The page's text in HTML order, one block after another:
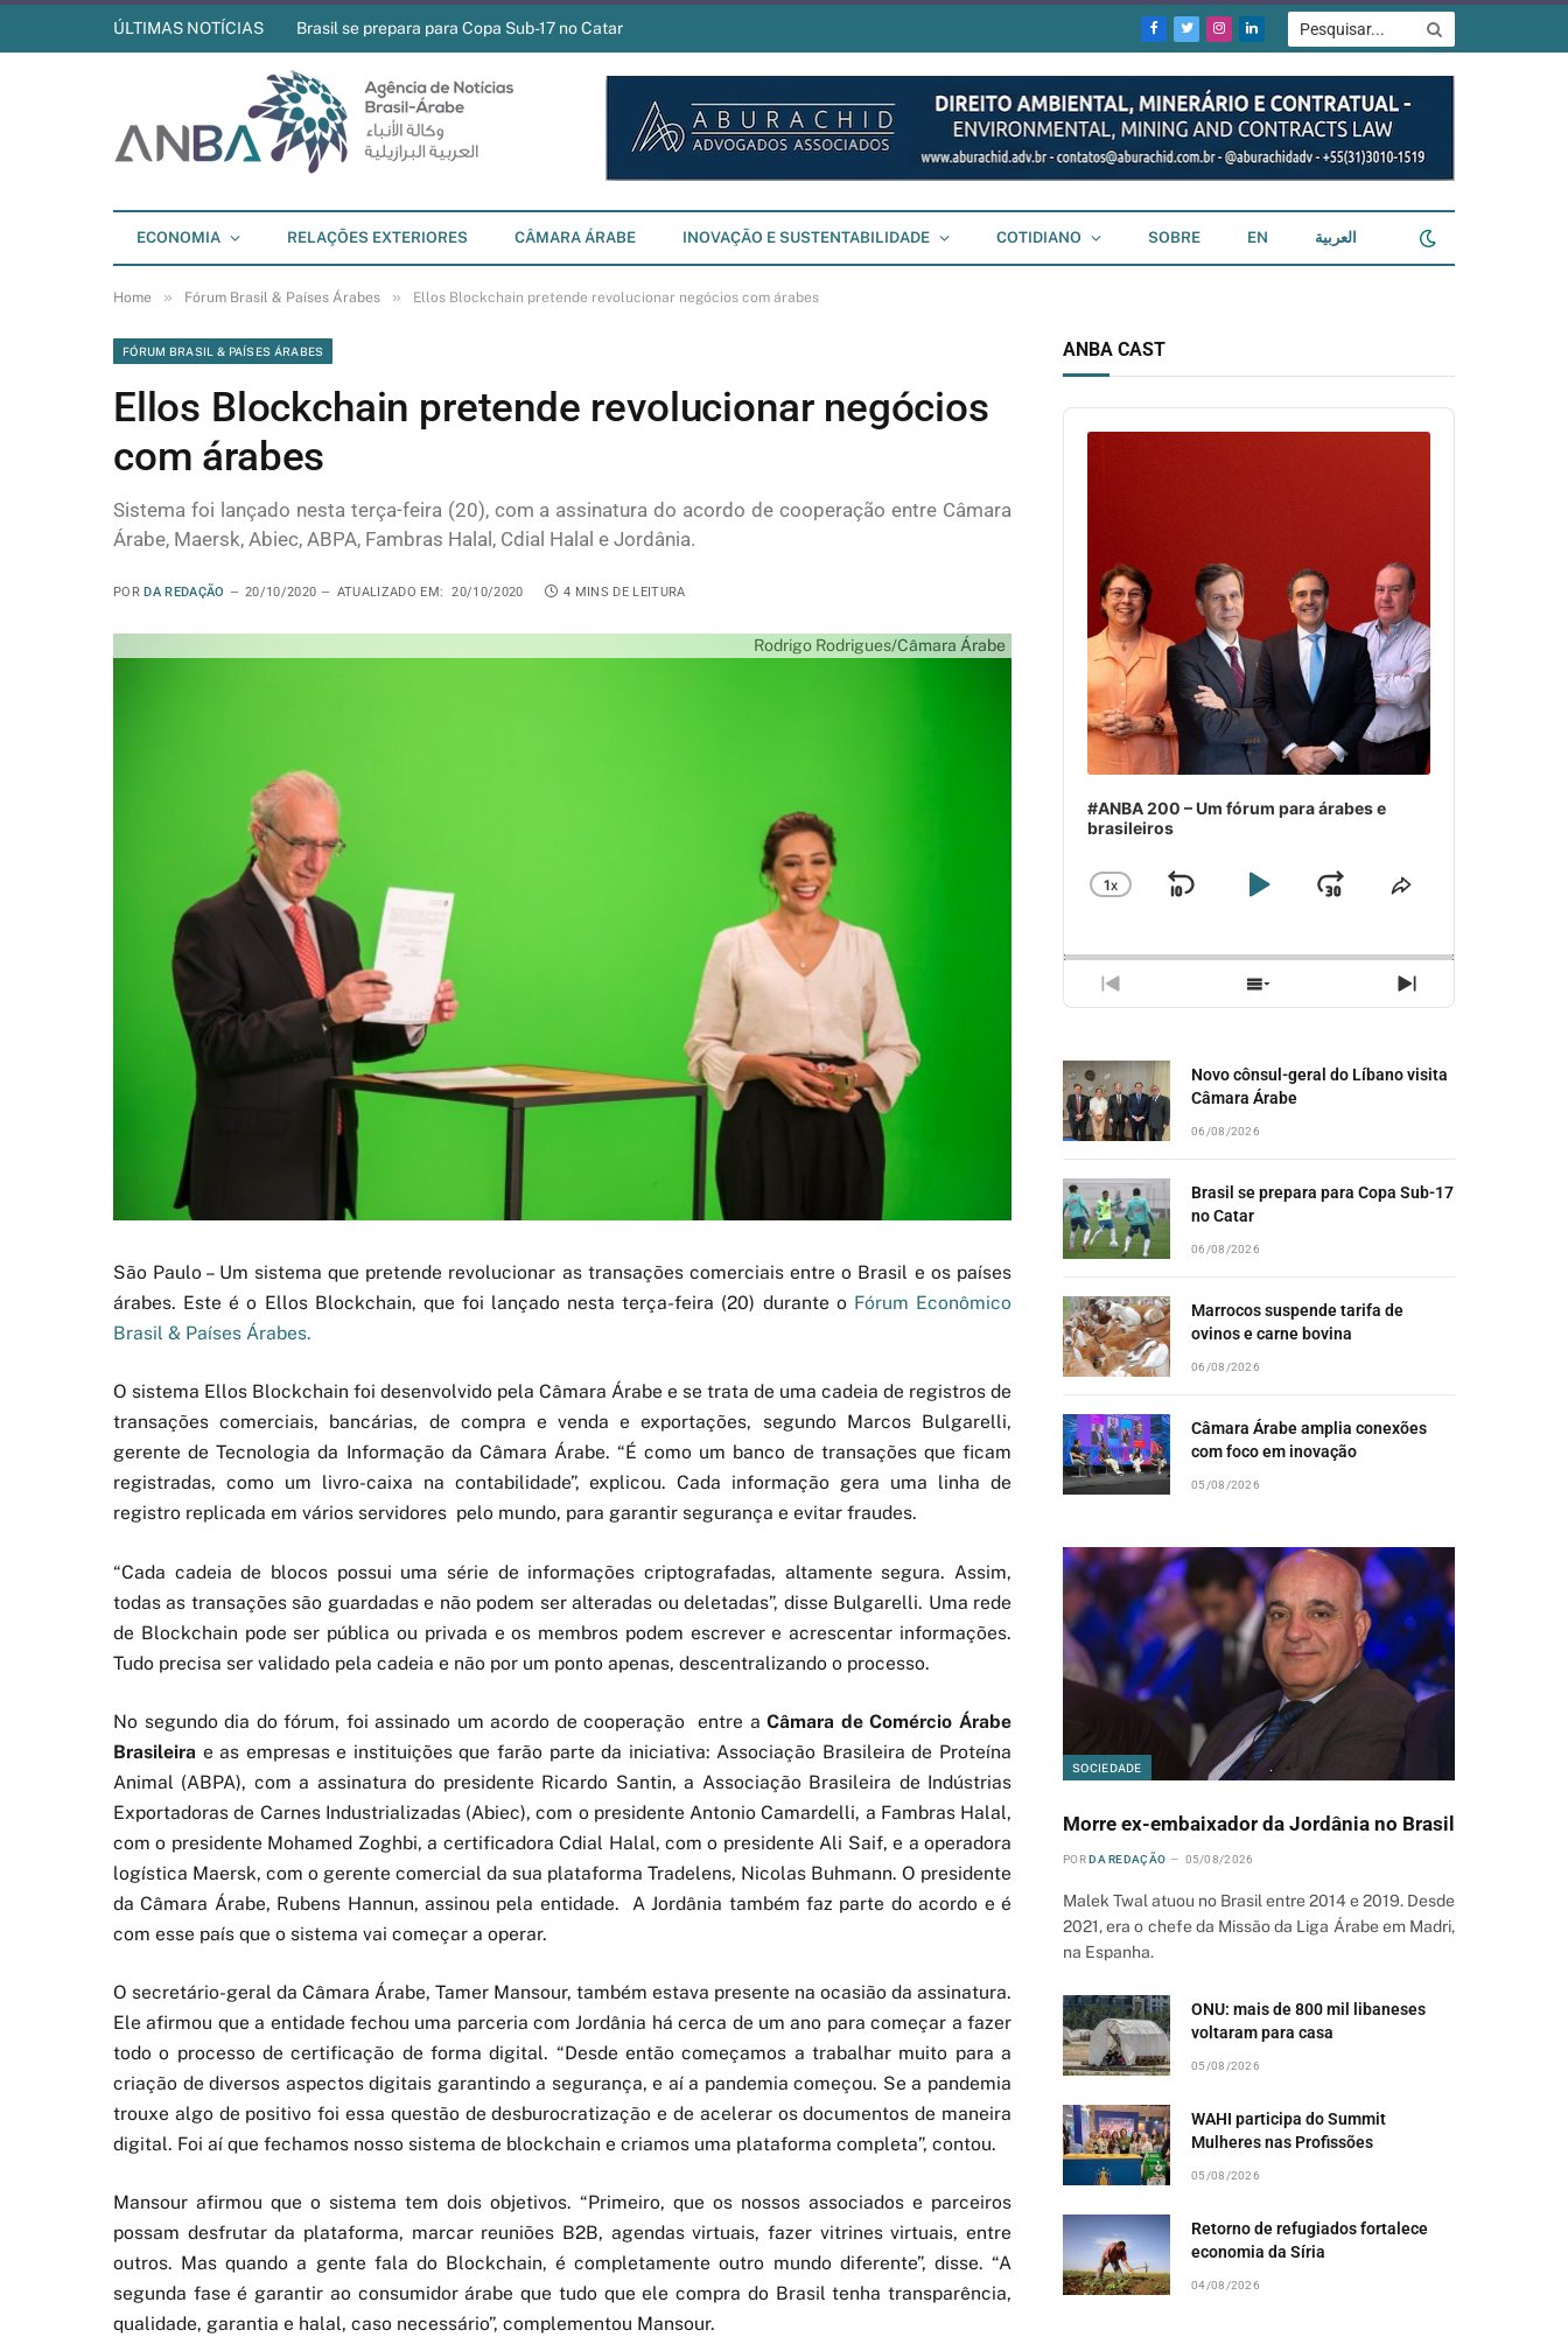
ÚLTIMAS NOTÍCIAS Brasil se prepara para Copa Sub-17 no Catar
Facebook
TwitterInstagram
LinkedIn
ECONOMIA RELAÇÕES EXTERIORES CÂMARA ÁRABE INOVAÇÃO E SUSTENTABILIDADE COTIDIANO SOBRE EN العربية
Home » Fórum Brasil & Países Árabes » Ellos Blockchain pretende revolucionar negócios com árabes
FÓRUM BRASIL & PAÍSES ÁRABES
Ellos Blockchain pretende revolucionar negócios
com árabes
Sistema foi lançado nesta terça-feira (20), com a assinatura do acordo de cooperação entre Câmara
Árabe, Maersk, Abiec, ABPA, Fambras Halal, Cdial Halal e Jordânia.
POR DA REDAÇÃO 20/10/2020 ATUALIZADO EM: 20/10/2020 4 MINS DE LEITURA
Rodrigo Rodrigues/Câmara Árabe
São Paulo – Um sistema que pretende revolucionar as transações comerciais entre o Brasil e os países
árabes. Este é o Ellos Blockchain, que foi lançado nesta terça-feira (20) durante o Fórum Econômico
Brasil & Países Árabes.
O sistema Ellos Blockchain foi desenvolvido pela Câmara Árabe e se trata de uma cadeia de registros de
transações comerciais, bancárias, de compra e venda e exportações, segundo Marcos Bulgarelli,
gerente de Tecnologia da Informação da Câmara Árabe. “É como um banco de transações que ficam
registradas, como um livro-caixa na contabilidade”, explicou. Cada informação gera uma linha de
registro replicada em vários servidores pelo mundo, para garantir segurança e evitar fraudes.
“Cada cadeia de blocos possui uma série de informações criptografadas, altamente segura. Assim,
todas as transações são guardadas e não podem ser alteradas ou deletadas”, disse Bulgarelli. Uma rede
de Blockchain pode ser pública ou privada e os membros podem escrever e acrescentar informações.
Tudo precisa ser validado pela cadeia e não por um ponto apenas, descentralizando o processo.
No segundo dia do fórum, foi assinado um acordo de cooperação entre aCâmara de Comércio Árabe
Brasileira e as empresas e instituições que farão parte da iniciativa: Associação Brasileira de Proteína
Animal (ABPA), com a assinatura do presidente Ricardo Santin, a Associação Brasileira de Indústrias
Exportadoras de Carnes Industrializadas (Abiec), com o presidente Antonio Camardelli, a Fambras Halal,
com o presidente Mohamed Zoghbi, a certificadora Cdial Halal, com o presidente Ali Saif, e a operadora
logística Maersk, com o gerente comercial da sua plataforma Tradelens, Nicolas Buhmann. O presidente
da Câmara Árabe, Rubens Hannun, assinou pela entidade. A Jordânia também faz parte do acordo e é
com esse país que o sistema vai começar a operar.
O secretário-geral da Câmara Árabe, Tamer Mansour, também estava presente na ocasião da assinatura.
Ele afirmou que a entidade fechou uma parceria com Jordânia há cerca de um ano para começar a fazer
todo o processo de certificação de forma digital. “Desde então começamos a trabalhar muito para a
criação de diversos aspectos digitais garantindo a segurança, e aí a pandemia começou. Se a pandemia
trouxe algo de positivo foi essa questão de desburocratização e de acelerar os documentos de maneira
digital. Foi aí que fechamos nosso sistema de blockchain e criamos uma plataforma completa”, contou.
Mansour afirmou que o sistema tem dois objetivos. “Primeiro, que os nossos associados e parceiros
possam desfrutar da plataforma, marcar reuniões B2B, agendas virtuais, fazer vitrines virtuais, entre
outros. Mas quando a gente fala do Blockchain, é completamente outro mundo diferente”, disse. “A
segunda fase é garantir ao consumidor árabe que tudo que ele compra do Brasil tenha transparência,
qualidade, garantia e halal, caso necessário”, complementou Mansour.
ANBA CAST
Audio
Player
#ANBA 200 – Um fórum para árabes e
brasileiros
CHANGE
1X
SKIPPLAYJUMP
PREVIOUS
EPISODE
SHOW
EPISODES
NEXT
EPISODE
Novo cônsul-geral do Líbano visita
Câmara Árabe
06/08/2026
Brasil se prepara para Copa Sub-17
no Catar
06/08/2026
Marrocos suspende tarifa de
ovinos e carne bovina
06/08/2026
Câmara Árabe amplia conexões
com foco em inovação
05/08/2026
SOCIEDADE
Morre ex-embaixador da Jordânia no Brasil
POR DA REDAÇÃO 05/08/2026
Malek Twal atuou no Brasil entre 2014 e 2019. Desde
2021, era o chefe da Missão da Liga Árabe em Madri,
na Espanha.
ONU: mais de 800 mil libaneses
voltaram para casa
05/08/2026
WAHI participa do Summit
Mulheres nas Profissões
05/08/2026
Retorno de refugiados fortalece
economia da Síria
04/08/2026